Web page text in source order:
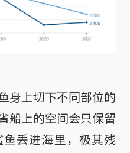
身上切下不同部位的
船上的空间会只保留
丢进海里，极其残